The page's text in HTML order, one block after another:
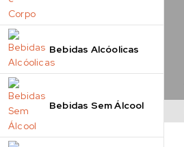
Bebidas Alcóolicas
Bebidas Sem Álcool